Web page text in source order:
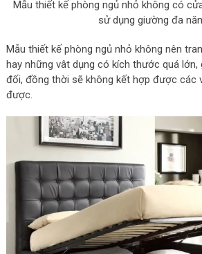
Mẫu thiết kế phòng ngủ nhỏ không có
sử dụng giường đa
Mẫu thiết kế phòng ngủ nhỏ không nên
hay những vât dụng có kích thước quá
đối, đồng thời sẽ không kết hợp được các
được.